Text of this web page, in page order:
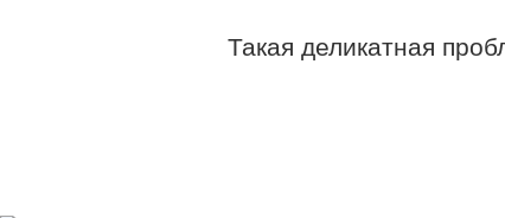
Такая деликатная